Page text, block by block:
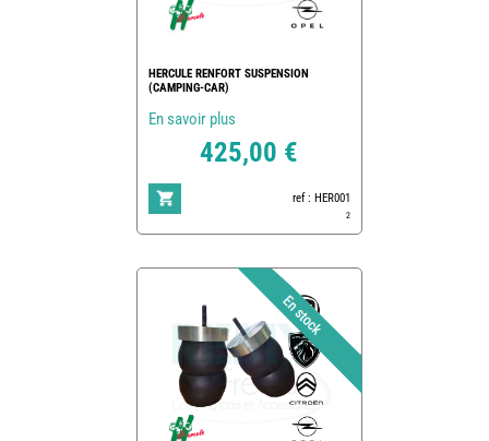
HERCULE RENFORT SUSPENSION
(CAMPING-CAR)
En savoir plus
425,00 €
ref : HER001
2